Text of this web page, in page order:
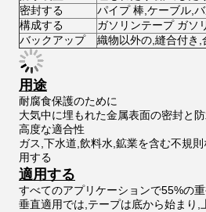
密封する
パイプ 棒,ケーブル,
構成する
ガソリンテープ ガソ
バックアップ
織物以外の,縫合付き,
用途
耐腐食保護のために
大気中に埋もれた金属表面の密封と
高度な適合性
ガス,下水道,飲料水,鉱業を含む不規
用する
適用する
すべてのアプリケーションで55%の
垂直適用では,テープは底から始まり,